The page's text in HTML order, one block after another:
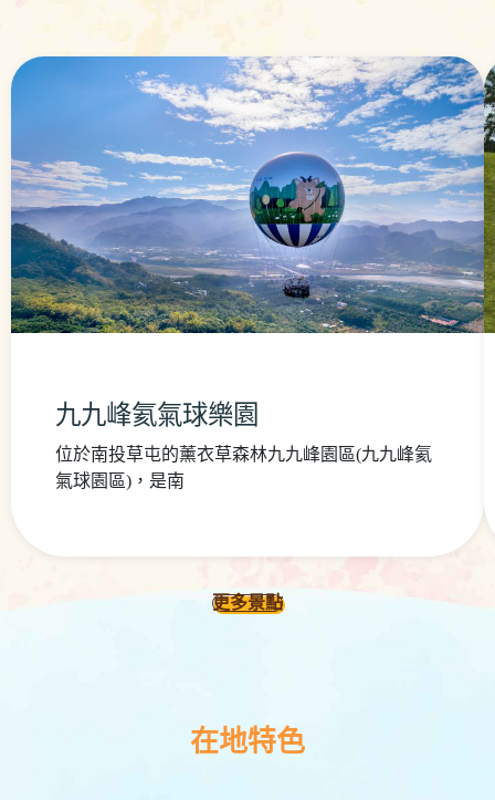
九九峰氦氣球樂園
位於南投草屯的薰衣草森林九九峰園區(九九峰氦
氣球園區)，是南
更多景點
在地特色